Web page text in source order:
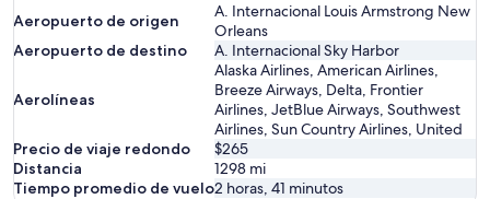
Aeropuerto de origen
A. Internacional Louis Armstrong New
Orleans
Aeropuerto de destino
A. Internacional Sky Harbor
Aerolíneas
Alaska Airlines, American Airlines,
Breeze Airways, Delta, Frontier
Airlines, JetBlue Airways, Southwest
Airlines, Sun Country Airlines, United
Precio de viaje redondo
$265
Distancia
1298 mi
Tiempo promedio de vuelo2 horas, 41 minutos